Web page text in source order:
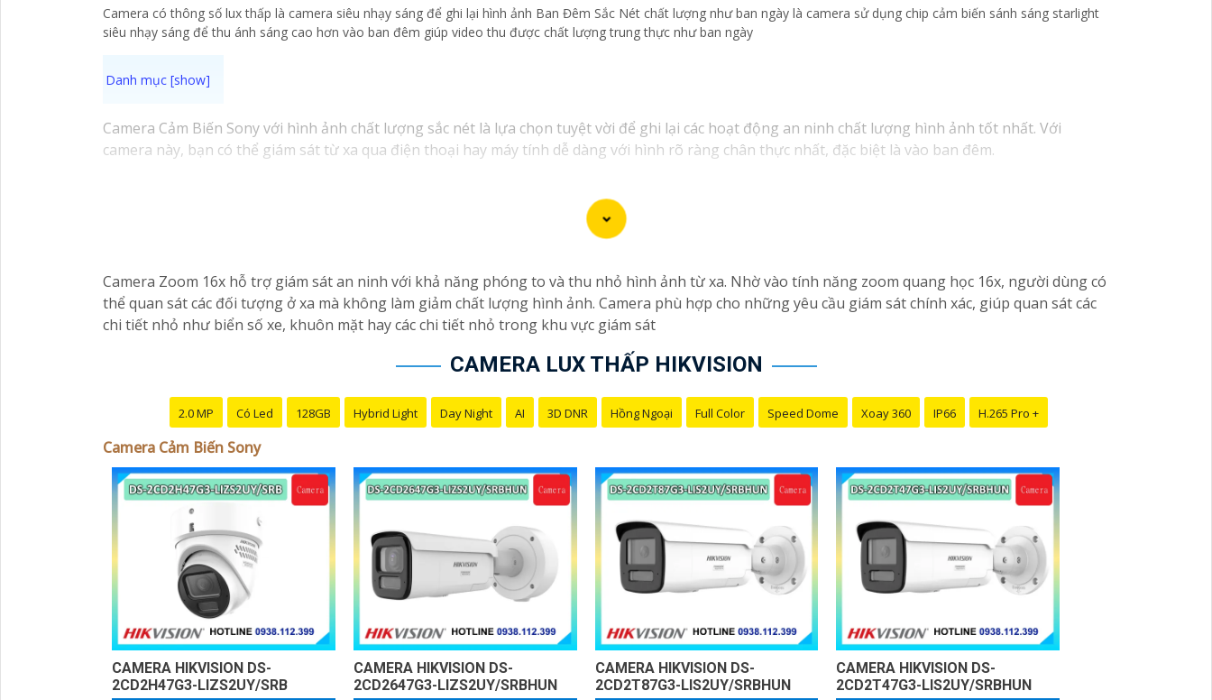
Camera có thông số lux thấp là camera siêu nhạy sáng để ghi lại hình ảnh Ban Đêm Sắc Nét chất lượng như ban ngày là camera sử dụng chip cảm biến sánh sáng starlight
siêu nhạy sáng để thu ánh sáng cao hơn vào ban đêm giúp video thu được chất lượng trung thực như ban ngày
Camera Cảm Biến Sony với hình ảnh chất lượng sắc nét là lựa chọn tuyệt vời để ghi lại các hoạt động an ninh chất lượng hình ảnh tốt nhất. Với
camera này, bạn có thể giám sát từ xa qua điện thoại hay máy tính dễ dàng với hình rõ ràng chân thực nhất, đặc biệt là vào ban đêm.
Camera Zoom 16x hỗ trợ giám sát an ninh với khả năng phóng to và thu nhỏ hình ảnh từ xa. Nhờ vào tính năng zoom quang học 16x, người dùng có
thể quan sát các đối tượng ở xa mà không làm giảm chất lượng hình ảnh. Camera phù hợp cho những yêu cầu giám sát chính xác, giúp quan sát các
chi tiết nhỏ như biển số xe, khuôn mặt hay các chi tiết nhỏ trong khu vực giám sát
CAMERA LUX THẤP HIKVISION
2.0 MP Có Led 128GB Hybrid Light Day Night AI 3D DNR Hồng Ngoại Full Color Speed Dome Xoay 360 IP66 H.265 Pro +
Camera Cảm Biến Sony
CAMERA HIKVISION DS-
2CD2H47G3-LIZS2UY/SRB
CAMERA HIKVISION DS-
2CD2647G3-LIZS2UY/SRBHUN
CAMERA HIKVISION DS-
2CD2T87G3-LIS2UY/SRBHUN
CAMERA HIKVISION DS-
2CD2T47G3-LIS2UY/SRBHUN